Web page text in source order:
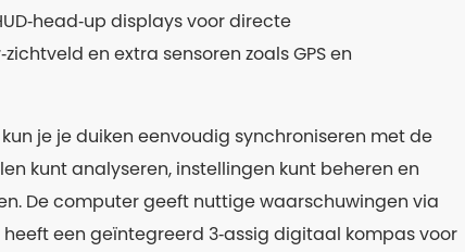
displays voor directe
en extra sensoren zoals GPS en
je je duiken eenvoudig synchroniseren met de
kunt analyseren, instellingen kunt beheren en
De computer geeft nuttige waarschuwingen via
een geïntegreerd 3‑assig digitaal kompas voor